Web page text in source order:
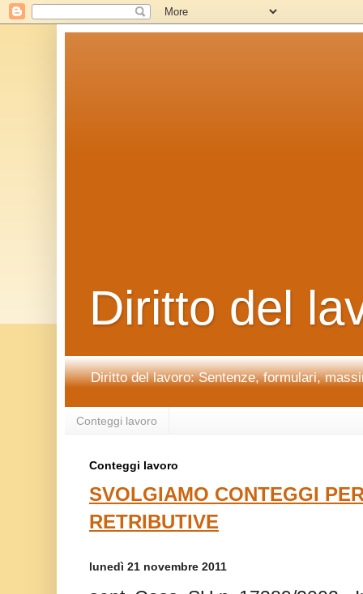
Diritto del
Diritto del lavoro: Sentenze, formulari,
Conteggi lavoro
Conteggi lavoro
SVOLGIAMO CONTEGGI
RETRIBUTIVE
lunedì 21 novembre 2011